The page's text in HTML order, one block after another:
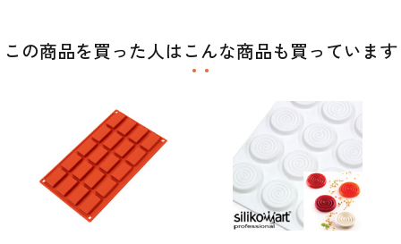
この商品を買った人はこんな商品も買っています